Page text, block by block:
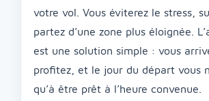
votre vol. Vous éviterez le stress,
partez d’une zone plus éloignée.
est une solution simple : vous
profitez, et le jour du départ vous
qu’à être prêt à l’heure convenue.